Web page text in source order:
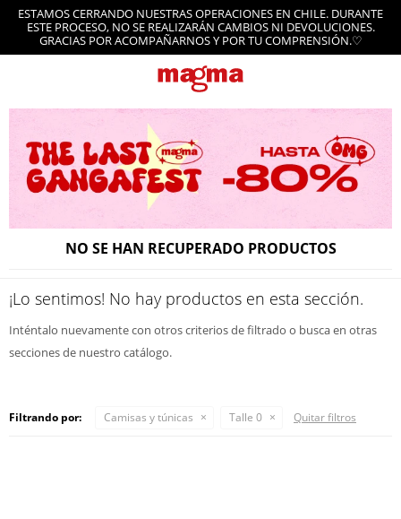
ESTAMOS CERRANDO NUESTRAS OPERACIONES EN CHILE. DURANTE
ESTE PROCESO, NO SE REALIZARÁN CAMBIOS NI DEVOLUCIONES.
GRACIAS POR ACOMPAÑARNOS Y POR TU COMPRENSIÓN.♡
NO SE HAN RECUPERADO PRODUCTOS
¡Lo sentimos! No hay productos en esta sección.
Inténtalo nuevamente con otros criterios de filtrado o busca en otras
secciones de nuestro catálogo.
Filtrando por: Camisas y túnicas Talle 0 Quitar filtros